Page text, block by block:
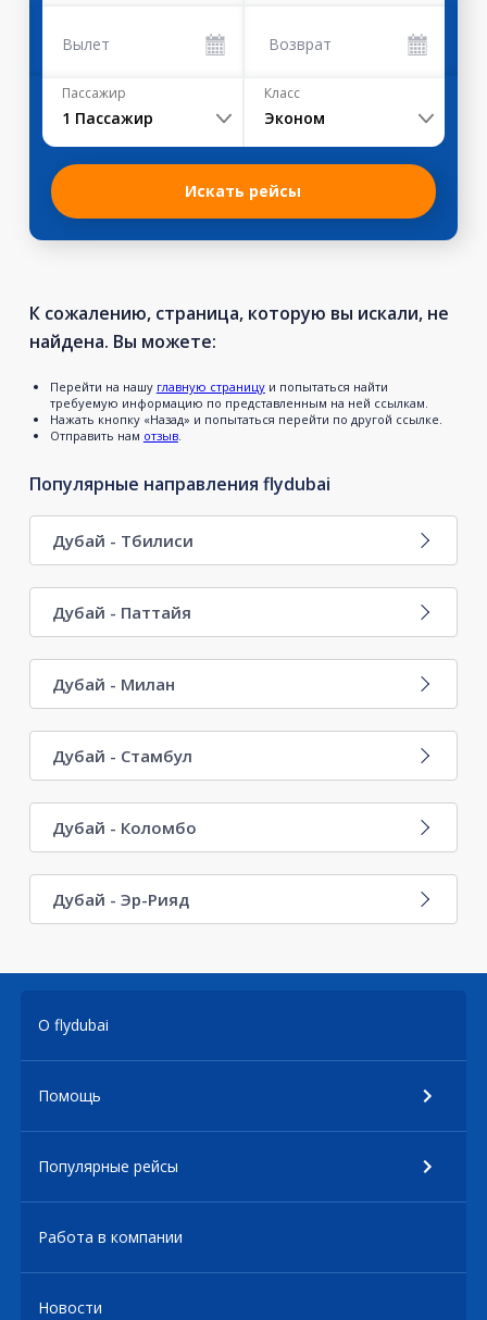
Вылет Возврат
Пассажир
1 Пассажир
Класс
Эконом
Искать рейсы
К сожалению, страница, которую вы искали, не
найдена. Вы можете:
Перейти на нашу главную страницуи попытаться найти
требуемую информацию по представленным на ней ссылкам.
Нажать кнопку «Назад» и попытаться перейти по другой ссылке.
Отправить нам отзыв.
Популярные направления flydubai
Дубай - Тбилиси
Дубай - Паттайя
Дубай - Милан
Дубай - Стамбул
Дубай - Коломбо
Дубай - Эр-Рияд
О flydubai
Помощь
Популярные рейсы
Работа в компании
Новости